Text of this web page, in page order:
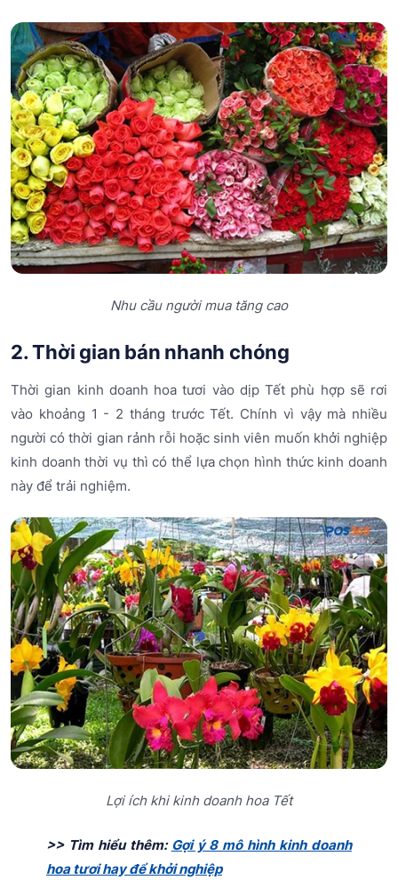
Nhu cầu người mua tăng cao
2. Thời gian bán nhanh chóng
Thời gian kinh doanh hoa tươi vào dịp Tết phù hợp sẽ rơi
vào khoảng 1 - 2 tháng trước Tết. Chính vì vậy mà nhiều
người có thời gian rảnh rỗi hoặc sinh viên muốn khởi nghiệp
kinh doanh thời vụ thì có thể lựa chọn hình thức kinh doanh
này để trải nghiệm.
Lợi ích khi kinh doanh hoa Tết
>> Tìm hiểu thêm: Gợi ý 8 mô hình kinh doanh
hoa tươi hay để khởi nghiệp